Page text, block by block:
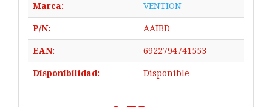
Marca: VENTION
P/N: AAIBD
EAN: 6922794741553
Disponibilidad: Disponible